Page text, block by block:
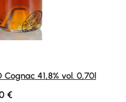
Cognac 41,8% vol. 0,70l
Preis:
€